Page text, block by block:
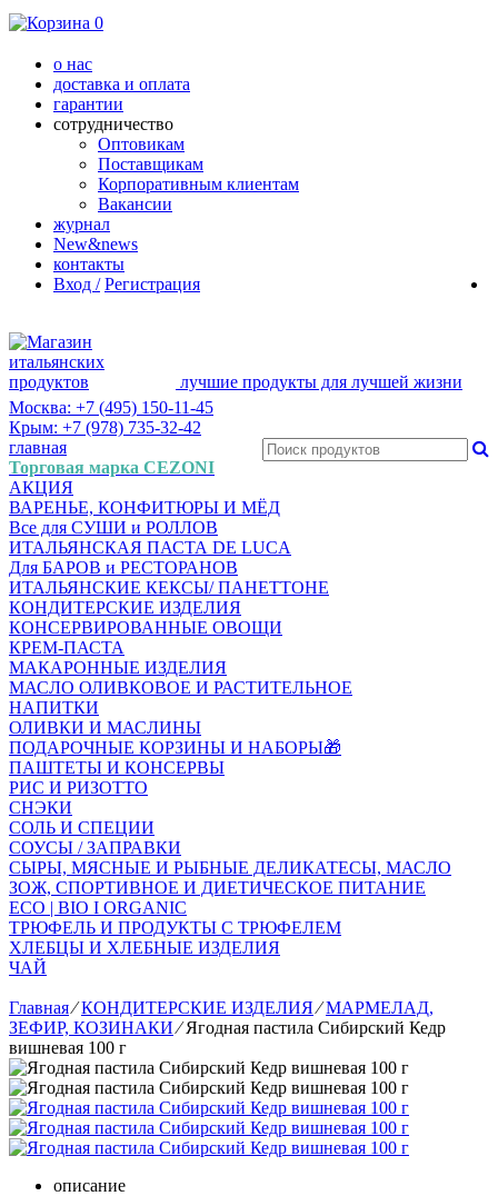
0
о нас
доставка и оплата
гарантии
сотрудничество
Оптовикам
Поставщикам
Корпоративным клиентам
Вакансии
журнал
New&news
контакты
Вход / Регистрация
лучшие продукты для лучшей жизни
Москва: +7 (495) 150-11-45
Крым: +7 (978) 735-32-42
главная
Торговая марка CEZONI
АКЦИЯ
ВАРЕНЬЕ, КОНФИТЮРЫ И МЁД
Все для СУШИ и РОЛЛОВ
ИТАЛЬЯНСКАЯ ПАСТА DE LUCA
Для БАРОВ и РЕСТОРАНОВ
ИТАЛЬЯНСКИЕ КЕКСЫ/ ПАНЕТТОНЕ
КОНДИТЕРСКИЕ ИЗДЕЛИЯ
КОНСЕРВИРОВАННЫЕ ОВОЩИ
КРЕМ-ПАСТА
МАКАРОННЫЕ ИЗДЕЛИЯ
МАСЛО ОЛИВКОВОЕ И РАСТИТЕЛЬНОЕ
НАПИТКИ
ОЛИВКИ И МАСЛИНЫ
ПОДАРОЧНЫЕ КОРЗИНЫ И НАБОРЫ🎁
ПАШТЕТЫ И КОНСЕРВЫ
РИС И РИЗОТТО
СНЭКИ
СОЛЬ И СПЕЦИИ
СОУСЫ / ЗАПРАВКИ
СЫРЫ, МЯСНЫЕ И РЫБНЫЕ ДЕЛИКАТЕСЫ, МАСЛО
ЗОЖ, СПОРТИВНОЕ И ДИЕТИЧЕСКОЕ ПИТАНИЕ
ECO | BIO I ORGANIC
ТРЮФЕЛЬ И ПРОДУКТЫ С ТРЮФЕЛЕМ
ХЛЕБЦЫ И ХЛЕБНЫЕ ИЗДЕЛИЯ
ЧАЙ
Главная⁄КОНДИТЕРСКИЕ ИЗДЕЛИЯ⁄МАРМЕЛАД,
ЗЕФИР, КОЗИНАКИ ⁄ Ягодная пастила Сибирский Кедр
вишневая 100 г
описание